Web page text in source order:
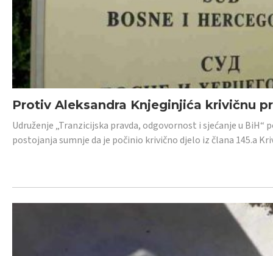
Protiv Aleksandra Knjeginjića krivičnu
Udruženje „Tranzicijska pravda, odgovornost i sjećanje u
postojanja sumnje da je počinio krivično djelo iz člana 145.a